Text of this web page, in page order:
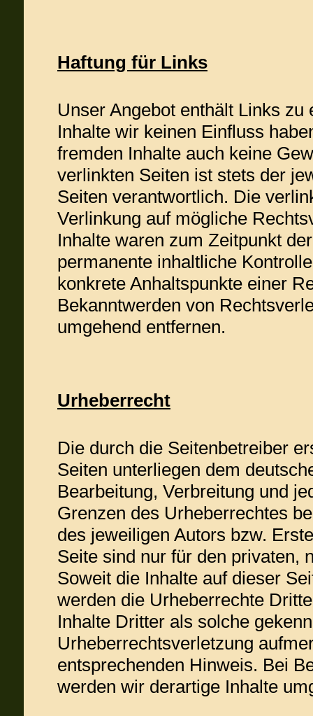
Haftung für Links
Unser Angebot enthält Links
Inhalte wir keinen Einfluss
fremden Inhalte auch keine
verlinkten Seiten ist stets der
Seiten verantwortlich. Die
Verlinkung auf mögliche
Inhalte waren zum Zeitpunkt
permanente inhaltliche
konkrete Anhaltspunkte einer
Bekanntwerden von
umgehend entfernen.
Urheberrecht
Die durch die Seitenbetreiber
Seiten unterliegen dem
Bearbeitung, Verbreitung und
Grenzen des Urheberrechtes
des jeweiligen Autors bzw.
Seite sind nur für den privaten,
Soweit die Inhalte auf dieser
werden die Urheberrechte
Inhalte Dritter als solche
Urheberrechtsverletzung
entsprechenden Hinweis. Bei
werden wir derartige Inhalte